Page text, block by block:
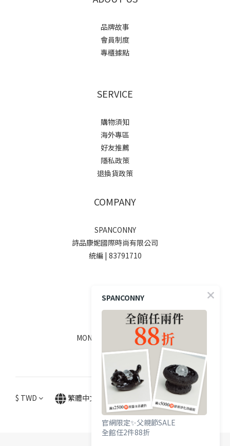
品牌故事
會員制度
專櫃據點
SERVICE
購物須知
海外專區
好友推薦
隱私政策
退換貨政策
COMPANY
SPANCONNY
詩品康妮國際時尚有限公司
統編 | 83791710
SOCIALS
線上客服
MON - FRI / 9:00 - 18:00
$ TWD 繁體中文
SPANCONNY
官網限定✨父親節SALE
全館任2件88折